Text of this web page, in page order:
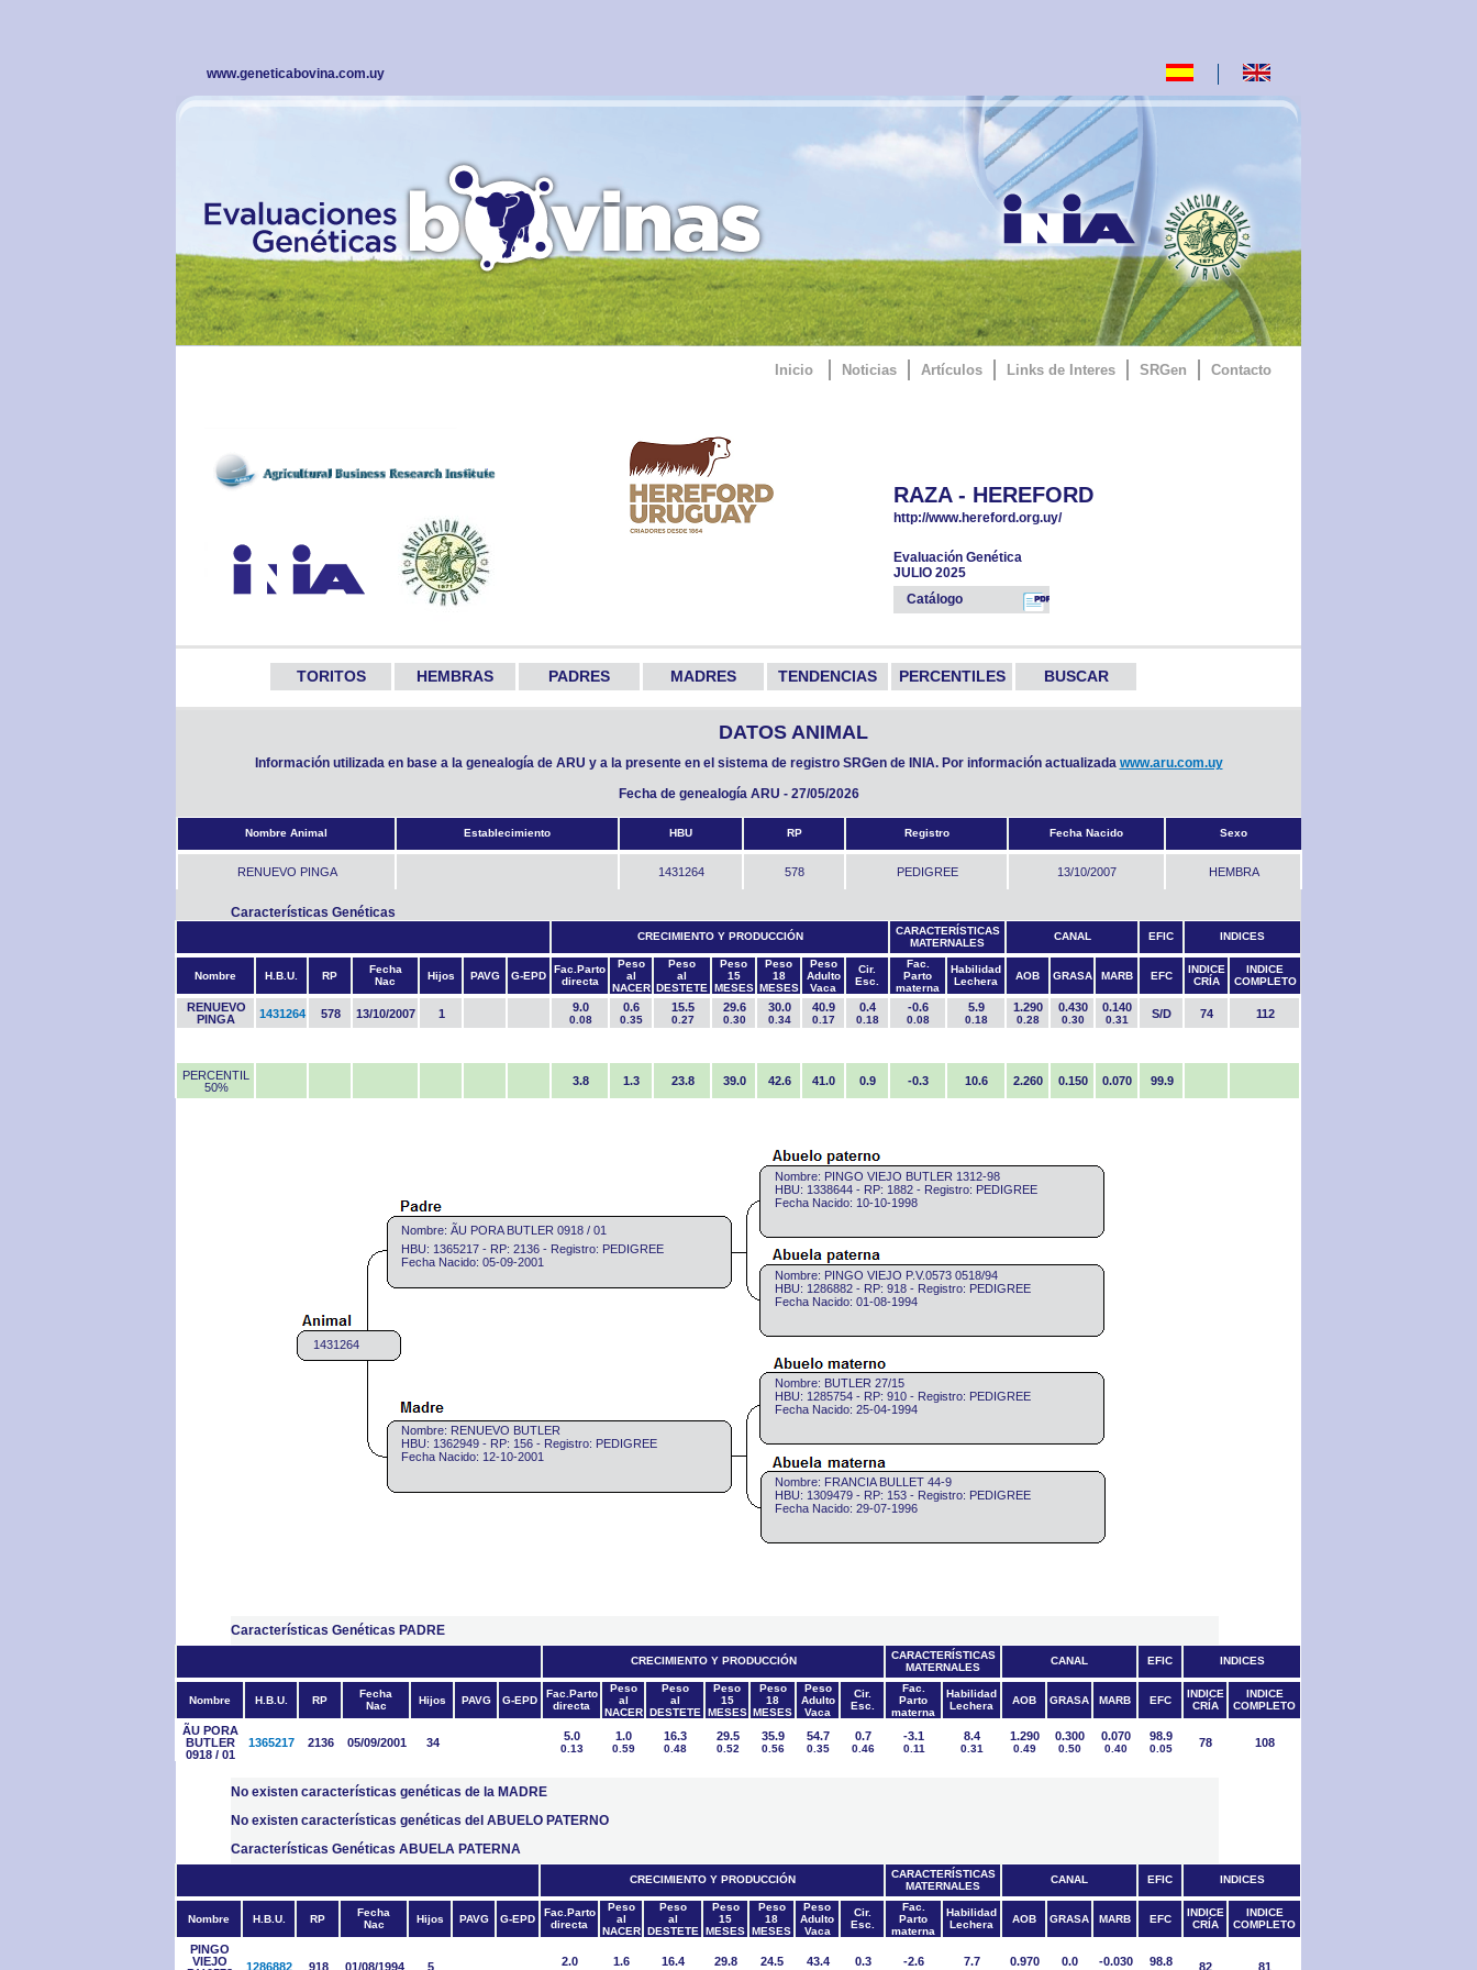
www.geneticabovina.com.uy
Inicio Noticias Artículos Links de Interes SRGen Contacto
RAZA - HEREFORD
http://www.hereford.org.uy/
Evaluación Genética
JULIO 2025
Catálogo
TORITOS HEMBRAS PADRES MADRES TENDENCIAS PERCENTILES BUSCAR
DATOS ANIMAL
Información utilizada en base a la genealogía de ARU y a la presente en el sistema de registro SRGen de INIA. Por información actualizada www.aru.com.uy
Fecha de genealogía ARU - 27/05/2026
Nombre Animal Establecimiento HBU RP Registro Fecha Nacido Sexo
RENUEVO PINGA 1431264 578 PEDIGREE 13/10/2007 HEMBRA
Características Genéticas
CRECIMIENTO Y PRODUCCIÓN
CARACTERÍSTICAS
MATERNALES
CANAL EFIC INDICES
Nombre H.B.U. RP
Fecha
Nac
Hijos PAVG G-EPD
Fac.Parto
directa
Peso
al
NACER
Peso
al
DESTETE
Peso
15
MESES
Peso
18
MESES
Peso
Adulto
Vaca
Cir.
Esc.
Fac.
Parto
materna
Habilidad
Lechera
AOB GRASA MARB EFC
INDICE
CRÍA
INDICE
COMPLETO
RENUEVO
PINGA
1431264 578 13/10/2007 1 9.0
0.08
0.6
0.35
15.5
0.27
29.6
0.30
30.0
0.34
40.9
0.17
0.4
0.18
-0.6
0.08
5.9
0.18
1.290
0.28
0.430
0.30
0.140
0.31 S/D 74 112
PERCENTIL
50%
3.8 1.3 23.8 39.0 42.6 41.0 0.9 -0.3 10.6 2.260 0.150 0.070 99.9
1431264
Nombre: ÃU PORA BUTLER 0918 / 01
HBU: 1365217 - RP: 2136 - Registro: PEDIGREE
Fecha Nacido: 05-09-2001
Nombre: RENUEVO BUTLER
HBU: 1362949 - RP: 156 - Registro: PEDIGREE
Fecha Nacido: 12-10-2001
Nombre: PINGO VIEJO BUTLER 1312-98
HBU: 1338644 - RP: 1882 - Registro: PEDIGREE
Fecha Nacido: 10-10-1998
Nombre: PINGO VIEJO P.V.0573 0518/94
HBU: 1286882 - RP: 918 - Registro: PEDIGREE
Fecha Nacido: 01-08-1994
Nombre: BUTLER 27/15
HBU: 1285754 - RP: 910 - Registro: PEDIGREE
Fecha Nacido: 25-04-1994
Nombre: FRANCIA BULLET 44-9
HBU: 1309479 - RP: 153 - Registro: PEDIGREE
Fecha Nacido: 29-07-1996
Características Genéticas PADRE
CRECIMIENTO Y PRODUCCIÓN
CARACTERÍSTICAS
MATERNALES
CANAL EFIC INDICES
Nombre H.B.U. RP
Fecha
Nac
Hijos PAVG G-EPD
Fac.Parto
directa
Peso
al
NACER
Peso
al
DESTETE
Peso
15
MESES
Peso
18
MESES
Peso
Adulto
Vaca
Cir.
Esc.
Fac.
Parto
materna
Habilidad
Lechera
AOB GRASA MARB EFC
INDICE
CRÍA
INDICE
COMPLETO
ÃU PORA
BUTLER
0918 / 01
1365217 2136 05/09/2001 34 5.0
0.13
1.0
0.59
16.3
0.48
29.5
0.52
35.9
0.56
54.7
0.35
0.7
0.46
-3.1
0.11
8.4
0.31
1.290
0.49
0.300
0.50
0.070
0.40
98.9
0.05 78 108
No existen características genéticas de la MADRE
No existen características genéticas del ABUELO PATERNO
Características Genéticas ABUELA PATERNA
CRECIMIENTO Y PRODUCCIÓN
CARACTERÍSTICAS
MATERNALES
CANAL EFIC INDICES
Nombre H.B.U. RP
Fecha
Nac
Hijos PAVG G-EPD
Fac.Parto
directa
Peso
al
NACER
Peso
al
DESTETE
Peso
15
MESES
Peso
18
MESES
Peso
Adulto
Vaca
Cir.
Esc.
Fac.
Parto
materna
Habilidad
Lechera
AOB GRASA MARB EFC
INDICE
CRÍA
INDICE
COMPLETO
PINGO
VIEJO
1286882 918 01/08/1994 5 2.0 1.6 16.4 29.8 24.5 43.4 0.3 -2.6 7.7 0.970 0.0 -0.030 98.8 82 81